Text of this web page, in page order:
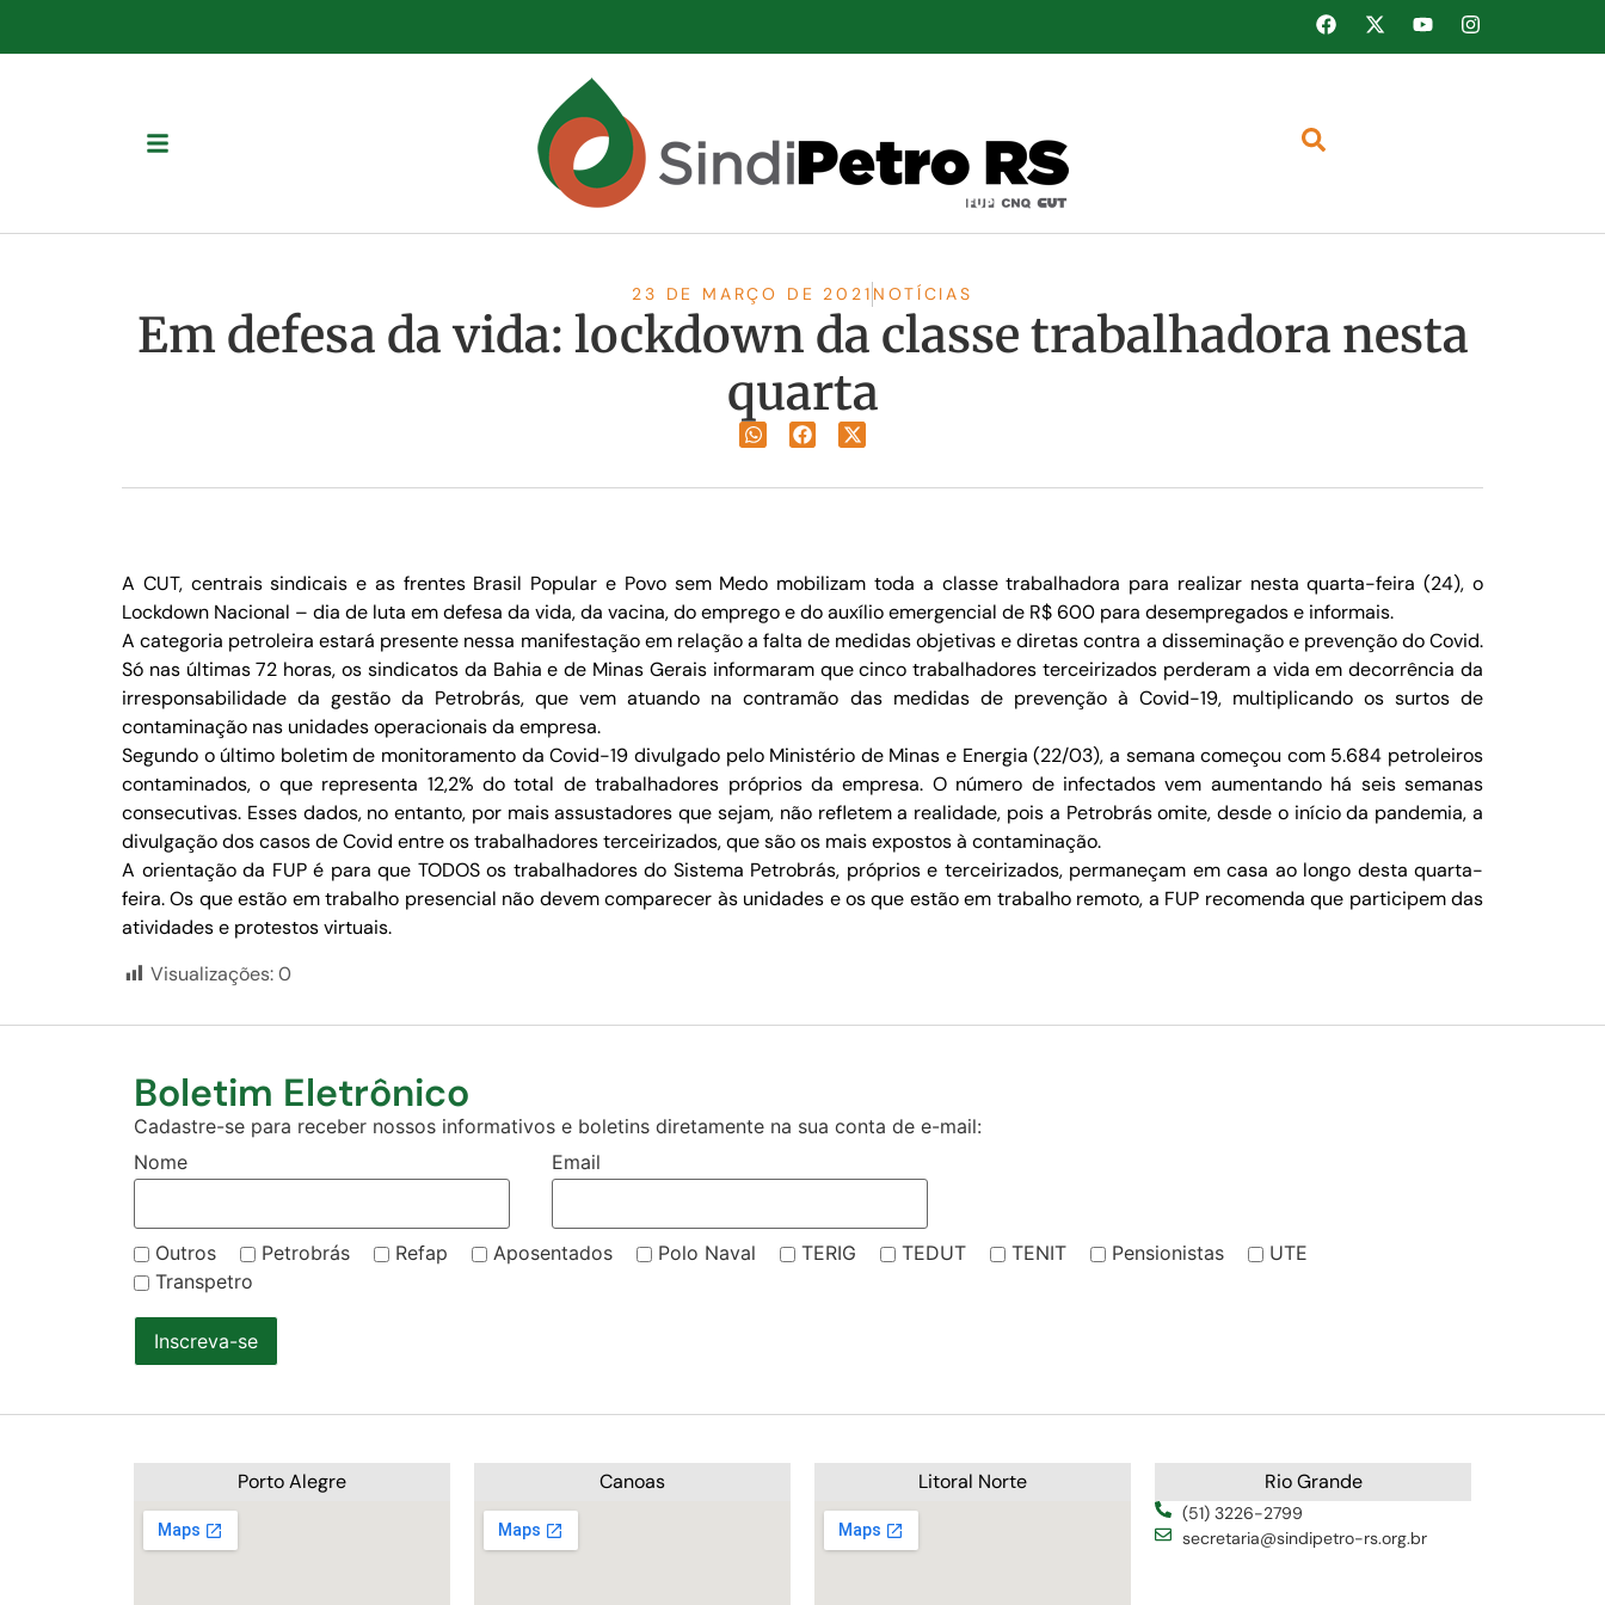
23 DE MARÇO DE 2021 NOTÍCIAS
Em defesa da vida: lockdown da classe trabalhadora nesta
quarta
A CUT, centrais sindicais e as frentes Brasil Popular e Povo sem Medo mobilizam toda a classe trabalhadora para realizar nesta quarta-feira (24), o
Lockdown Nacional – dia de luta em defesa da vida, da vacina, do emprego e do auxílio emergencial de R$ 600 para desempregados e informais.
A categoria petroleira estará presente nessa manifestação em relação a falta de medidas objetivas e diretas contra a disseminação e prevenção do Covid.
Só nas últimas 72 horas, os sindicatos da Bahia e de Minas Gerais informaram que cinco trabalhadores terceirizados perderam a vida em decorrência da
irresponsabilidade da gestão da Petrobrás, que vem atuando na contramão das medidas de prevenção à Covid-19, multiplicando os surtos de
contaminação nas unidades operacionais da empresa.
Segundo o último boletim de monitoramento da Covid-19 divulgado pelo Ministério de Minas e Energia (22/03), a semana começou com 5.684 petroleiros
contaminados, o que representa 12,2% do total de trabalhadores próprios da empresa. O número de infectados vem aumentando há seis semanas
consecutivas. Esses dados, no entanto, por mais assustadores que sejam, não refletem a realidade, pois a Petrobrás omite, desde o início da pandemia, a
divulgação dos casos de Covid entre os trabalhadores terceirizados, que são os mais expostos à contaminação.
A orientação da FUP é para que TODOS os trabalhadores do Sistema Petrobrás, próprios e terceirizados, permaneçam em casa ao longo desta quarta-
feira. Os que estão em trabalho presencial não devem comparecer às unidades e os que estão em trabalho remoto, a FUP recomenda que participem das
atividades e protestos virtuais.
Visualizações:0
Boletim Eletrônico
Cadastre-se para receber nossos informativos e boletins diretamente na sua conta de e-mail:
Nome
Email
Outros Petrobrás Refap Aposentados Polo Naval TERIG TEDUT TENIT Pensionistas
UTE
Transpetro
Inscreva-se
Porto Alegre Canoas Litoral Norte Rio Grande
(51) 3226-2799
secretaria@sindipetro-rs.org.br